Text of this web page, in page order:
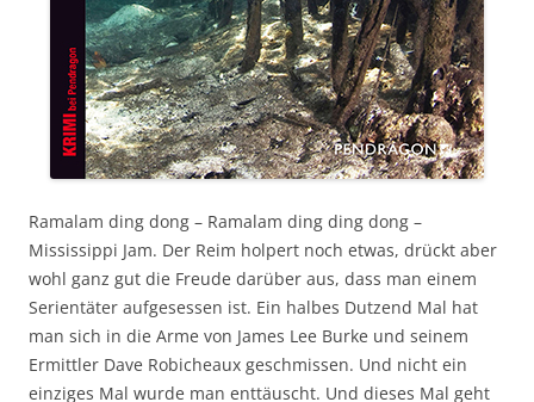
Ramalam ding dong – Ramalam ding ding dong –
Mississippi Jam. Der Reim holpert noch etwas, drückt aber
wohl ganz gut die Freude darüber aus, dass man einem
Serientäter aufgesessen ist. Ein halbes Dutzend Mal hat
man sich in die Arme von James Lee Burke und seinem
Ermittler Dave Robicheaux geschmissen. Und nicht ein
einziges Mal wurde man enttäuscht. Und dieses Mal geht